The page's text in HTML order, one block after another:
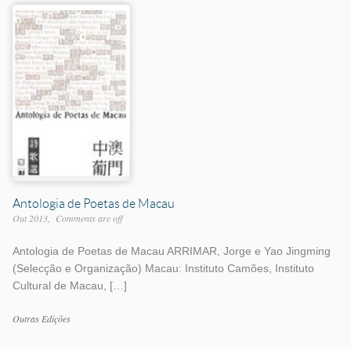
Antologia de Poetas de Macau
Out 2013 Comments are off
Antologia de Poetas de Macau ARRIMAR, Jorge e Yao Jingming
(Selecção e Organização) Macau: Instituto Camões, Instituto
Cultural de Macau, […]
Work
Outras Edições